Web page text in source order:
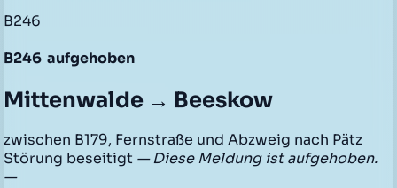
B246
B246 aufgehoben
Mittenwalde → Beeskow
zwischen B179, Fernstraße und Abzweig nach Pätz
Störung beseitigt — Diese Meldung ist aufgehoben.
—